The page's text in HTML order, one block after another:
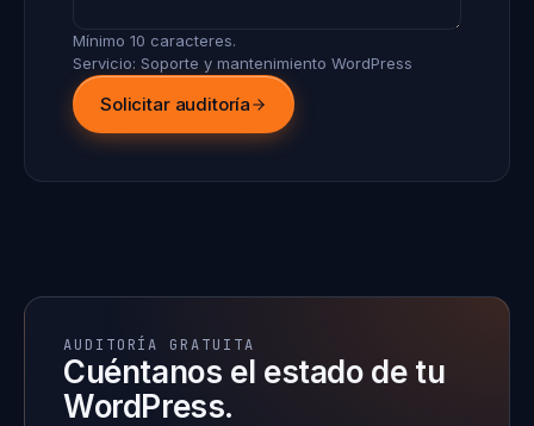
Mínimo 10 caracteres.
Servicio: Soporte y mantenimiento WordPress
Solicitar auditoría
AUDITORÍA GRATUITA
Cuéntanos el estado de tu
WordPress.